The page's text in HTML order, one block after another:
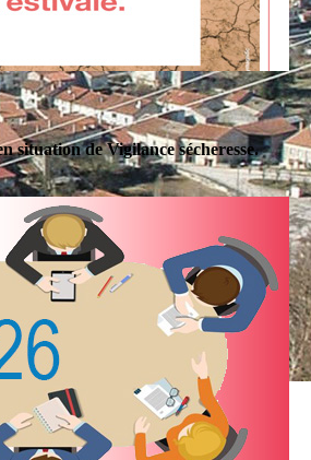
situation de Vigilance sécheresse.